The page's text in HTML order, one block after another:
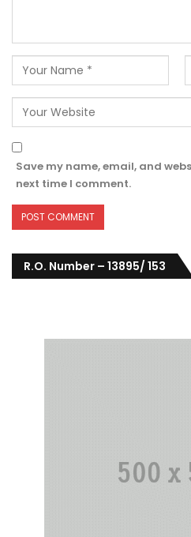
Save my name, email, and
next time I comment.
R.O. Number – 13895/ 153